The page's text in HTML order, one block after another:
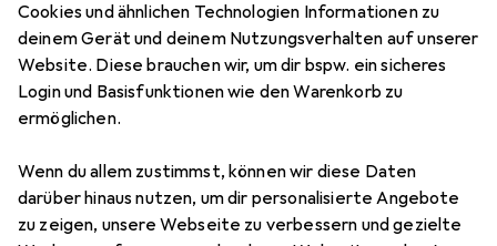
Cookies und ähnlichen Technologien Informationen zu
deinem Gerät und deinem Nutzungsverhalten auf unserer
Website. Diese brauchen wir, um dir bspw. ein sicheres
Login und Basisfunktionen wie den Warenkorb zu
ermöglichen.
Wenn du allem zustimmst, können wir diese Daten
darüber hinaus nutzen, um dir personalisierte Angebote
zu zeigen, unsere Webseite zu verbessern und gezielte
Estée Lauder Pure Color Love Lipstick
with Love Bullet
Zubehör für Estée Lauder Pure